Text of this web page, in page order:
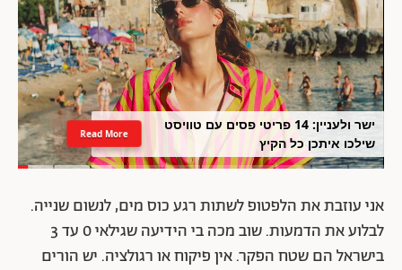
ישר ולעניין: 14 פריטי פסים עם טוויסט
שילכו איתכן כל הקיץ
Read More
אני עוזבת את הלפטופ לשתות רגע כוס מים, לנשום שנייה.
לבלוע את הדמעות. שוב מכה בי הידיעה שגילאי 0 עד 3
בישראל הם שטח הפקר. אין פיקוח או רגולציה. יש הורים